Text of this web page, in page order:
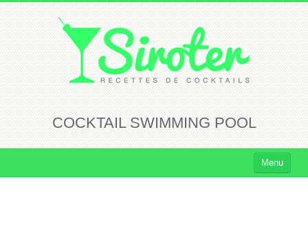
COCKTAIL SWIMMING POOL
Menu